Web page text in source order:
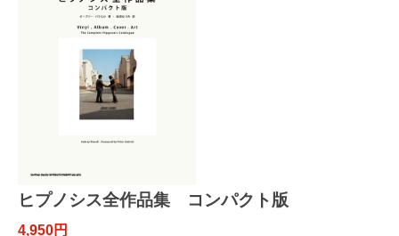
ヒプノシス全作品集 コンパクト版
4,950円